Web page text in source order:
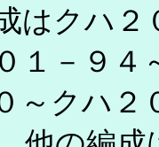
はクハ２
１－９
～クハ